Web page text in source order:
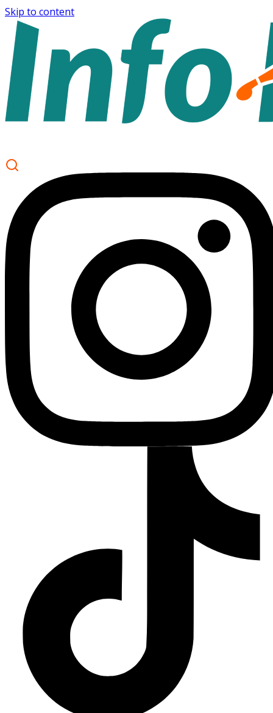
Skip to content